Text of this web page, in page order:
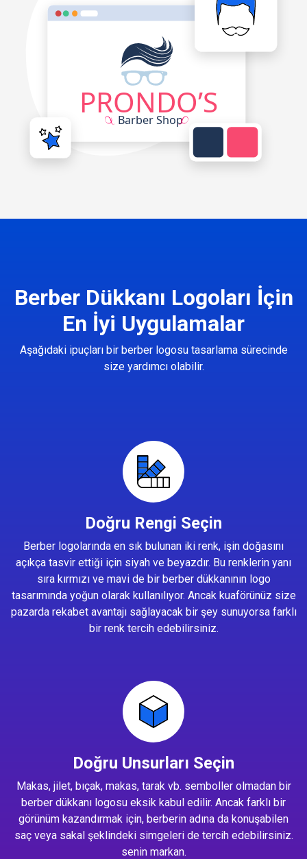
Berber Dükkanı Logoları İçin
En İyi Uygulamalar
Aşağıdaki ipuçları bir berber logosu tasarlama sürecinde
size yardımcı olabilir.
Doğru Rengi Seçin
Berber logolarında en sık bulunan iki renk, işin doğasını
açıkça tasvir ettiği için siyah ve beyazdır. Bu renklerin yanı
sıra kırmızı ve mavi de bir berber dükkanının logo
tasarımında yoğun olarak kullanılıyor. Ancak kuaförünüz size
pazarda rekabet avantajı sağlayacak bir şey sunuyorsa farklı
bir renk tercih edebilirsiniz.
Doğru Unsurları Seçin
Makas, jilet, bıçak, makas, tarak vb. semboller olmadan bir
berber dükkanı logosu eksik kabul edilir. Ancak farklı bir
görünüm kazandırmak için, berberin adına da konuşabilen
saç veya sakal şeklindeki simgeleri de tercih edebilirsiniz.
senin markan.